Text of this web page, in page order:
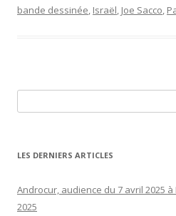
bande dessinée, Israël, Joe Sacco,
LES DERNIERS ARTICLES
Androcur, audience du 7 avril 2025
2025